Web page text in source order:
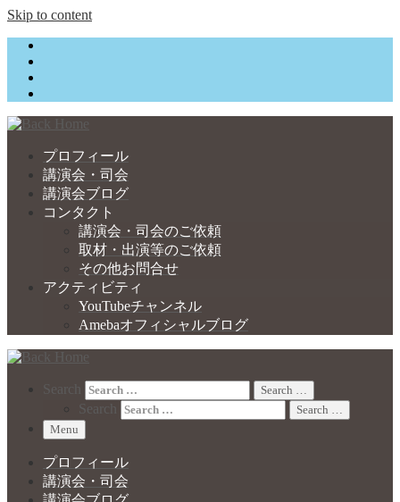
Skip to content
プロフィール
講演会・司会
講演会ブログ
コンタクト
講演会・司会のご依頼
取材・出演等のご依頼
その他お問合せ
アクティビティ
YouTubeチャンネル
Amebaオフィシャルブログ
Search Search …
Search
Search …
Menu
プロフィール
講演会・司会